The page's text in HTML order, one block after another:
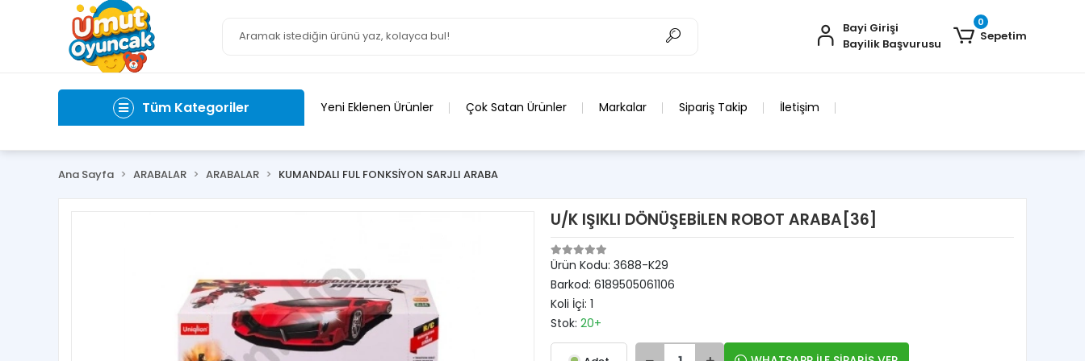
Bayi Girişi
Bayilik Başvurusu
0
Sepetim
Tüm Kategoriler Yeni Eklenen Ürünler Çok Satan Ürünler Markalar Sipariş Takip İletişim
Ana Sayfa ARABALAR ARABALAR KUMANDALI FUL FONKSİYON SARJLI ARABA
U/K IŞIKLI DÖNÜŞEBİLEN ROBOT ARABA[36]
Ürün Kodu: 3688-K29
Barkod: 6189505061106
Koli İçi: 1
Stok: 20+